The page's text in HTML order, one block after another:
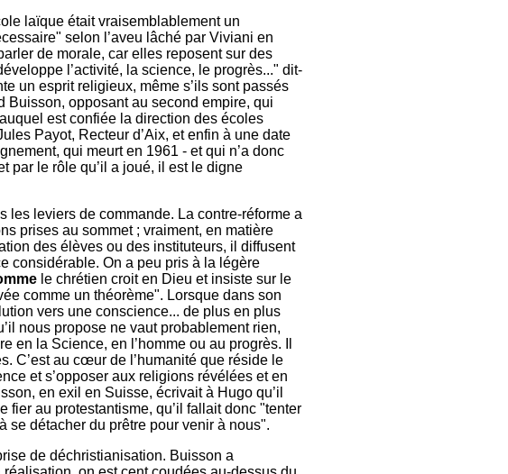
laïque était vraisemblablement un
selon l’aveu lâché par Viviani en
de morale, car elles reposent sur des
l’activité, la science, le progrès..." dit-
un esprit religieux, même s’ils sont passés
Buisson, opposant au second empire, qui
est confiée la direction des écoles
Payot, Recteur d’Aix, et enfin à une date
qui meurt en 1961 - et qui n’a donc
par le rôle qu’il a joué, il est le digne
les leviers de commande. La contre-réforme a
prises au sommet ; vraiment, en matière
des élèves ou des instituteurs, il diffusent
considérable. On a peu pris à la légère
le chrétien croit en Dieu et insiste sur le
comme un théorème". Lorsque dans son
vers une conscience... de plus en plus
nous propose ne vaut probablement rien,
la Science, en l’homme ou au progrès. Il
C’est au cœur de l’humanité que réside le
et s’opposer aux religions révélées et en
en exil en Suisse, écrivait à Hugo qu’il
au protestantisme, qu’il fallait donc "tenter
se détacher du prêtre pour venir à nous".
de déchristianisation. Buisson a